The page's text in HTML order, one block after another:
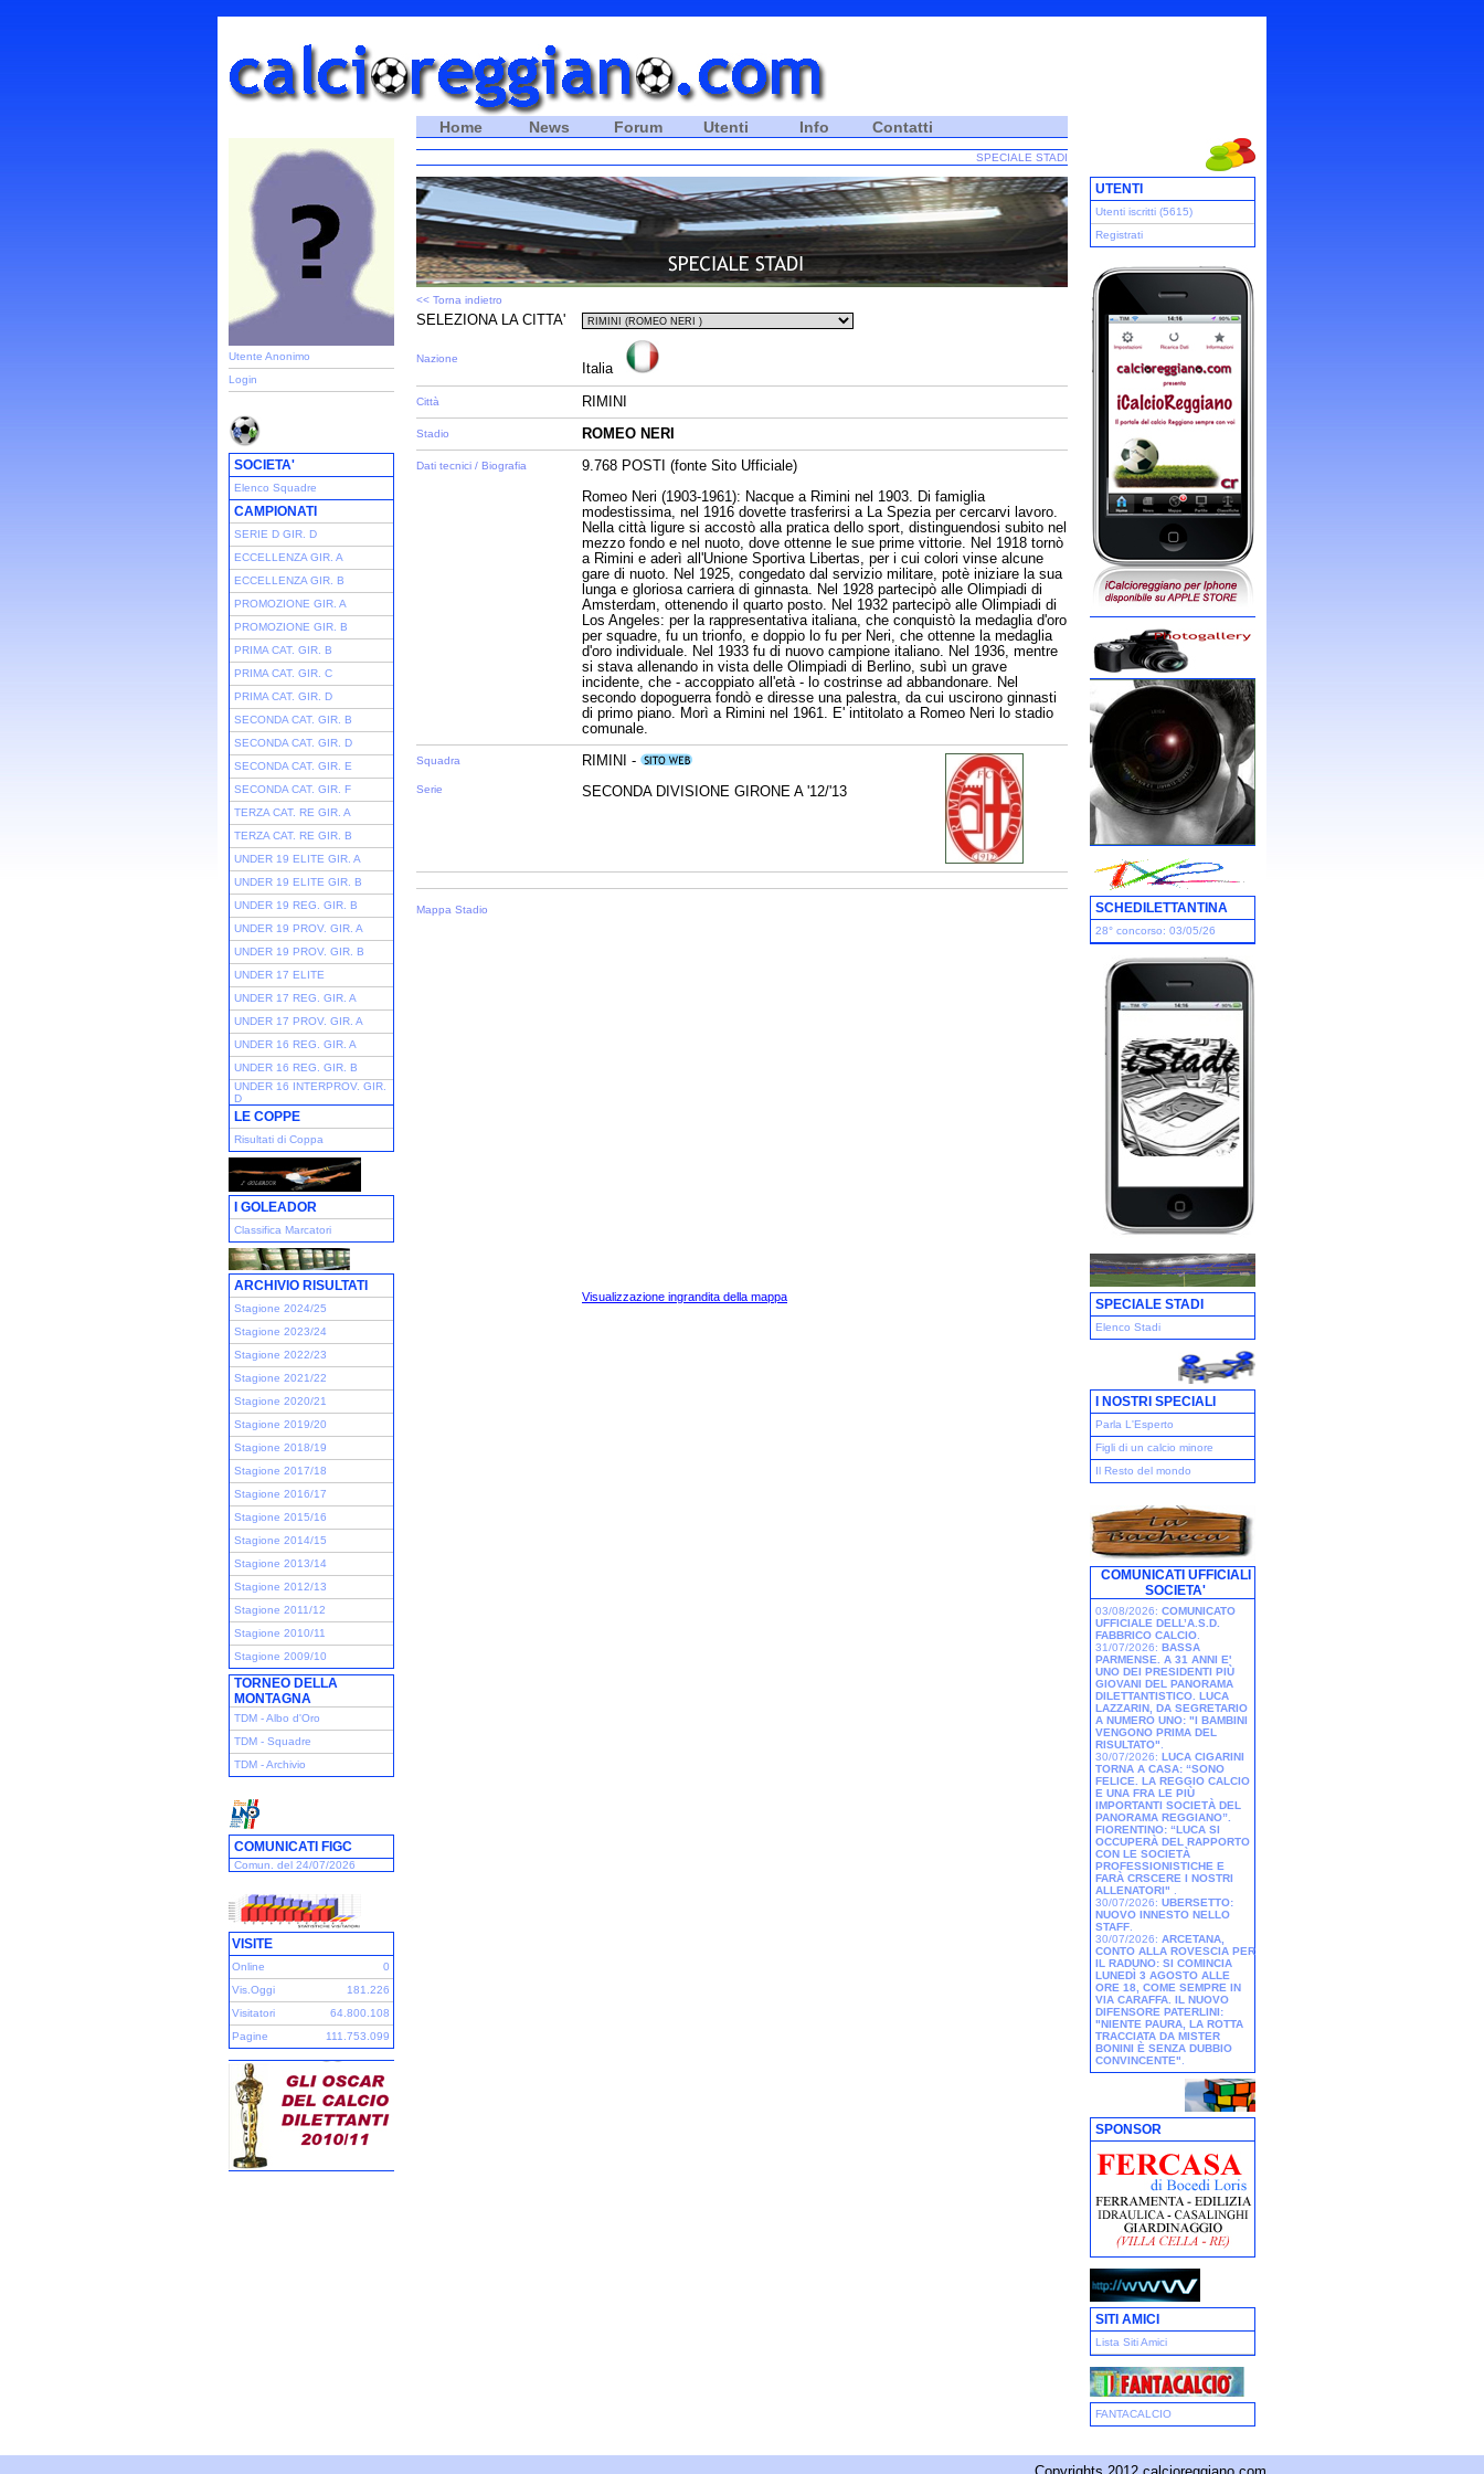
Utente Anonimo
Login
SOCIETA'
Elenco Squadre
CAMPIONATI
SERIE D GIR. D
ECCELLENZA GIR. A
ECCELLENZA GIR. B
PROMOZIONE GIR. A
PROMOZIONE GIR. B
PRIMA CAT. GIR. B
PRIMA CAT. GIR. C
PRIMA CAT. GIR. D
SECONDA CAT. GIR. B
SECONDA CAT. GIR. D
SECONDA CAT. GIR. E
SECONDA CAT. GIR. F
TERZA CAT. RE GIR. A
TERZA CAT. RE GIR. B
UNDER 19 ELITE GIR. A
UNDER 19 ELITE GIR. B
UNDER 19 REG. GIR. B
UNDER 19 PROV. GIR. A
UNDER 19 PROV. GIR. B
UNDER 17 ELITE
UNDER 17 REG. GIR. A
UNDER 17 PROV. GIR. A
UNDER 16 REG. GIR. A
UNDER 16 REG. GIR. B
UNDER 16 INTERPROV. GIR.
D
LE COPPE
Risultati di Coppa
I GOLEADOR
Classifica Marcatori
ARCHIVIO RISULTATI
Stagione 2024/25
Stagione 2023/24
Stagione 2022/23
Stagione 2021/22
Stagione 2020/21
Stagione 2019/20
Stagione 2018/19
Stagione 2017/18
Stagione 2016/17
Stagione 2015/16
Stagione 2014/15
Stagione 2013/14
Stagione 2012/13
Stagione 2011/12
Stagione 2010/11
Stagione 2009/10
TORNEO DELLA
MONTAGNA
TDM - Albo d'Oro
TDM - Squadre
TDM - Archivio
COMUNICATI FIGC
Comun. del 24/07/2026
VISITE
Online
0
Vis.Oggi
181.226
Visitatori
64.800.108
Pagine
111.753.099
Home News Forum Utenti Info Contatti
SPECIALE STADI
<< Torna indietro
SELEZIONA LA CITTA'
Nazione
Italia
Città RIMINI
Stadio ROMEO NERI
Dati tecnici / Biografia
9.768 POSTI (fonte Sito Ufficiale)
Romeo Neri (1903-1961): Nacque a Rimini nel 1903. Di famiglia
modestissima, nel 1916 dovette trasferirsi a La Spezia per cercarvi lavoro.
Nella città ligure si accostò alla pratica dello sport, distinguendosi subito nel
mezzo fondo e nel nuoto, dove ottenne le sue prime vittorie. Nel 1918 tornò
a Rimini e aderì all'Unione Sportiva Libertas, per i cui colori vinse alcune
gare di nuoto. Nel 1925, congedato dal servizio militare, potè iniziare la sua
lunga e gloriosa carriera di ginnasta. Nel 1928 partecipò alle Olimpiadi di
Amsterdam, ottenendo il quarto posto. Nel 1932 partecipò alle Olimpiadi di
Los Angeles: per la rappresentativa italiana, che conquistò la medaglia d'oro
per squadre, fu un trionfo, e doppio lo fu per Neri, che ottenne la medaglia
d'oro individuale. Nel 1933 fu di nuovo campione italiano. Nel 1936, mentre
si stava allenando in vista delle Olimpiadi di Berlino, subì un grave
incidente, che - accoppiato all'età - lo costrinse ad abbandonare. Nel
secondo dopoguerra fondò e diresse una palestra, da cui uscirono ginnasti
di primo piano. Morì a Rimini nel 1961. E' intitolato a Romeo Neri lo stadio
comunale.
Squadra
Serie
RIMINI -
SECONDA DIVISIONE GIRONE A '12/'13
Mappa Stadio
Visualizzazione ingrandita della mappa
UTENTI
Utenti iscritti (5615)
Registrati
SCHEDILETTANTINA
28° concorso: 03/05/26
SPECIALE STADI
Elenco Stadi
I NOSTRI SPECIALI
Parla L'Esperto
Figli di un calcio minore
Il Resto del mondo
COMUNICATI UFFICIALI
SOCIETA'
03/08/2026: COMUNICATO
UFFICIALE DELL’A.S.D.
FABBRICO CALCIO
31/07/2026: BASSA
PARMENSE. A 31 ANNI E'
UNO DEI PRESIDENTI PIÙ
GIOVANI DEL PANORAMA
DILETTANTISTICO. LUCA
LAZZARIN, DA SEGRETARIO
A NUMERO UNO: "I BAMBINI
VENGONO PRIMA DEL
RISULTATO"
30/07/2026: LUCA CIGARINI
TORNA A CASA: “SONO
FELICE. LA REGGIO CALCIO
E UNA FRA LE PIÙ
IMPORTANTI SOCIETÀ DEL
PANORAMA REGGIANO”.
FIORENTINO: “LUCA SI
OCCUPERÀ DEL RAPPORTO
CON LE SOCIETÀ
PROFESSIONISTICHE E
FARÀ CRSCERE I NOSTRI
ALLENATORI"
30/07/2026: UBERSETTO:
NUOVO INNESTO NELLO
STAFF
30/07/2026: ARCETANA,
CONTO ALLA ROVESCIA PER
IL RADUNO: SI COMINCIA
LUNEDÌ 3 AGOSTO ALLE
ORE 18, COME SEMPRE IN
VIA CARAFFA. IL NUOVO
DIFENSORE PATERLINI:
"NIENTE PAURA, LA ROTTA
TRACCIATA DA MISTER
BONINI È SENZA DUBBIO
CONVINCENTE"
SPONSOR
SITI AMICI
Lista Siti Amici
FANTACALCIO